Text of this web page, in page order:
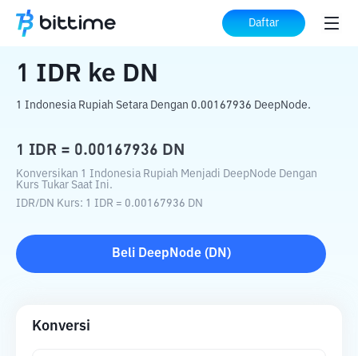
Daftar
Beranda Konverter Kripto ke
1 IDR ke DN
1 Indonesia Rupiah Setara Dengan 0.00167936 DeepNode.
1 IDR = 0.00167936 DN
Konversikan 1 Indonesia Rupiah Menjadi DeepNode Dengan
Kurs Tukar Saat Ini.
IDR/DN Kurs: 1 IDR = 0.00167936 DN
Beli DeepNode( DN )
Konversi